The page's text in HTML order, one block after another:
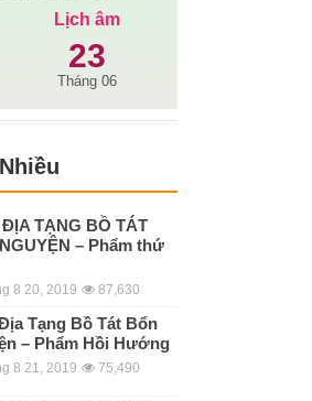
Lịch âm
23
Tháng 06
TẠNG BỒ TÁT
– Phẩm thứ
8 20, 2019 87,630
Tạng Bồ Tát Bổn
– Phẩm Hồi Hướng
8 21, 2019 75,490